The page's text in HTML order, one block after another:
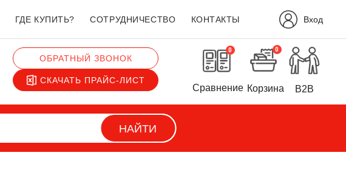
ГДЕ КУПИТЬ? СОТРУДНИЧЕСТВО КОНТАКТЫ Вход
ОБРАТНЫЙ ЗВОНОК
СКАЧАТЬ ПРАЙС-ЛИСТ
0
Сравнение
0
Корзина B2B
НАЙТИ